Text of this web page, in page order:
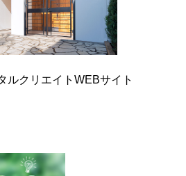
ルクリエイトWEBサイト